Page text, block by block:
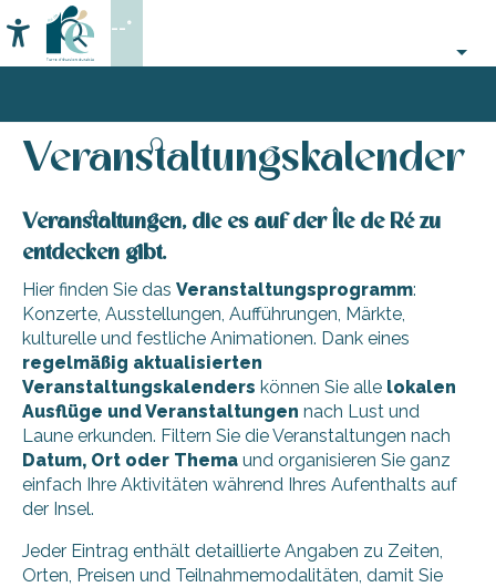
au
contenu
Accessibilité
Suche
--°
Aktivitäten
und
Veranstaltungskalender
Veranstaltungen, die es auf der Île de Ré zu
entdecken gibt.
Hier finden Sie das Veranstaltungsprogramm:
Konzerte, Ausstellungen, Aufführungen, Märkte,
kulturelle und festliche Animationen. Dank eines
regelmäßig aktualisierten
Veranstaltungskalenders können Sie alle lokalen
Ausflüge und Veranstaltungen nach Lust und
Laune erkunden. Filtern Sie die Veranstaltungen nach
Datum, Ort oder Thema und organisieren Sie ganz
einfach Ihre Aktivitäten während Ihres Aufenthalts auf
der Insel.
Jeder Eintrag enthält detaillierte Angaben zu Zeiten,
Orten, Preisen und Teilnahmemodalitäten, damit Sie